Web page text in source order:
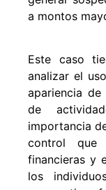
a montos
Este caso
analizar el
apariencia
de
importancia
control que
financieras y
los